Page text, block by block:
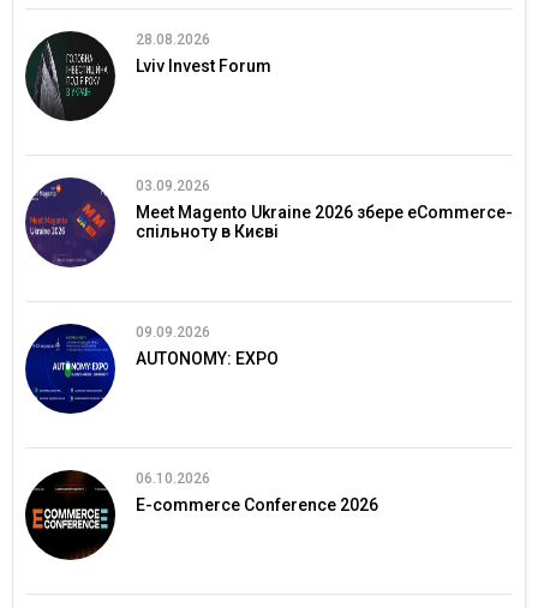
28.08.2026
Lviv Invest Forum
03.09.2026
Meet Magento Ukraine 2026 збере eCommerce-
спільноту в Києві
09.09.2026
AUTONOMY: EXPO
06.10.2026
E-commerce Conference 2026